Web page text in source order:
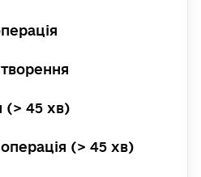
(> 45 хв)
(> 45 хв)